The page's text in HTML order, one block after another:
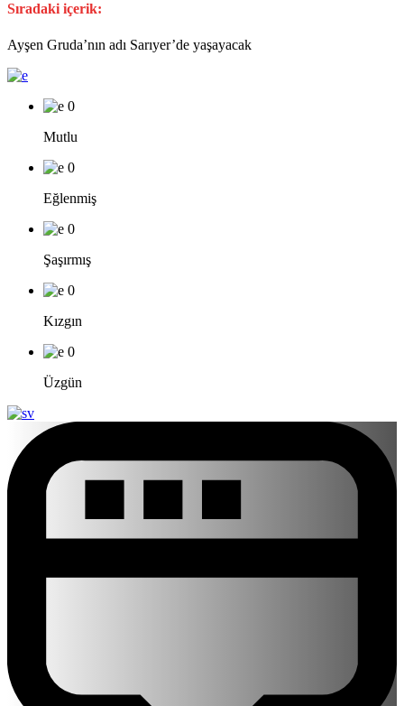
Sıradaki içerik:
Ayşen Gruda’nın adı Sarıyer’de yaşayacak
0
Mutlu
0
Eğlenmiş
0
Şaşırmış
0
Kızgın
0
Üzgün